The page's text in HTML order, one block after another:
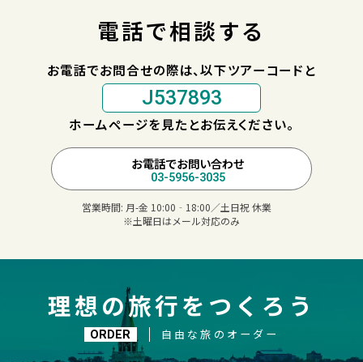
電話で相談する
お電話でお問合せの際は、以下ツアーコードと
J537893
ホームページを見たとお伝えください。
お電話でお問い合わせ
03-5956-3035
営業時間: 月-金 10:00‐18:00／土日祝 休業
※土曜日はメール対応のみ
理想の旅行をつくろう
ORDER 自由な旅のオーダー